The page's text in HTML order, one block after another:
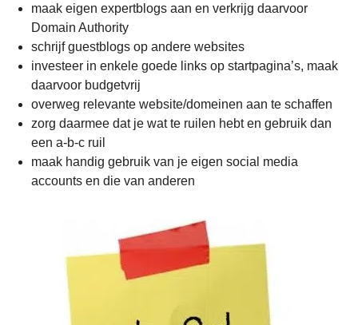
maak eigen expertblogs aan en verkrijg daarvoor
Domain Authority
schrijf guestblogs op andere websites
investeer in enkele goede links op startpagina’s, maak
daarvoor budgetvrij
overweg relevante website/domeinen aan te schaffen
zorg daarmee dat je wat te ruilen hebt en gebruik dan
een a-b-c ruil
maak handig gebruik van je eigen social media
accounts en die van anderen